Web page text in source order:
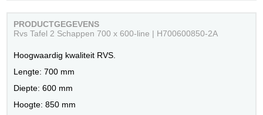
PRODUCTGEGEVENS
Rvs Tafel 2 Schappen 700 x 600-line | H700600850-2A
Hoogwaardig kwaliteit RVS.
Lengte: 700 mm
Diepte: 600 mm
Hoogte: 850 mm